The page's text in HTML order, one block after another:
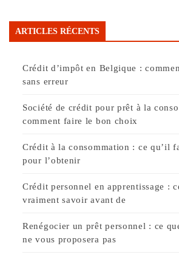
ARTICLES RÉCENTS
Crédit d’impôt en Belgique :
sans erreur
Société de crédit pour prêt à la
comment faire le bon choix
Crédit à la consommation : ce qu’il
pour l’obtenir
Crédit personnel en apprentissage :
vraiment savoir avant de
Renégocier un prêt personnel : ce
ne vous proposera pas